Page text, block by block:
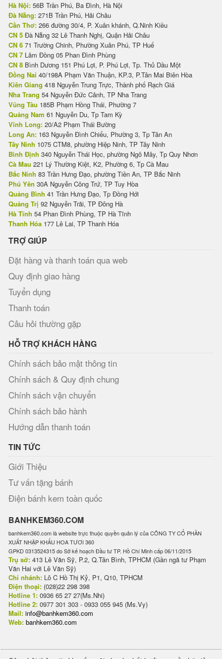
Hà Nội: 56B Trần Phú, Ba Đình, Hà Nội
Đà Nẵng: 271B Trần Phú, Hải Châu
Cần Thơ: 266 đường 30/4, P. Xuân khánh, Q.Ninh Kiều
CN 5 Đà Nẵng 32 Lê Thanh Nghị, Quận Hải Châu
CN 6 71 Trường Chinh, Phường Xuân Phú, TP Huế
CN 7 Lâm Đồng 05 Phan Đình Phùng
CN 8 Bình Dương 151 Phú Lợi, P. Phú Lợi, Tp. Thủ Dầu Một
Đồng Nai 40/198A Phạm Văn Thuận, KP.3, P.Tân Mai Biên Hòa
Kiên Giang 418 Nguyễn Trung Trực, Thành phố Rạch Giá
Nha Trang 54 Nguyễn Đức Cảnh, TP Nha Trang
Vũng Tàu 185B Phạm Hồng Thái, Phường 7
Quảng Nam 61 Nguyễn Du, Tp Tam Kỳ
Vĩnh Long: 20/A2 Phạm Thái Bường
Long An: 163 Nguyễn Đình Chiểu, Phường 3, Tp Tân An
Tây Ninh 1075 CTM8, phường Hiệp Ninh, TP Tây Ninh
Bình Định 340 Nguyễn Thái Học, phường Ngô Mây, Tp Quy Nhơn
Cà Mau 221 Lý Thường Kiệt, K2, Phường 6, Tp Cà Mau
Bắc Ninh 83 Trần Hưng Đạo, phường Tiền An, TP Bắc Ninh
Phú Yên 30A Nguyễn Công Trứ, TP Tuy Hòa
Quảng Bình 41 Trần Hưng Đạo, Tp Đồng Hới
Quảng Trị 92 Nguyễn Trãi, TP Đông Hà
Hà Tĩnh 54 Phan Đình Phùng, TP Hà Tĩnh
Thanh Hóa 177 Lê Lai, TP Thanh Hóa
TRỢ GIÚP
Đặt hàng và thanh toán qua web
Quy định giao hàng
Tuyển dụng
Thanh toán
Câu hỏi thường gặp
HỖ TRỢ KHÁCH HÀNG
Chính sách bảo mật thông tin
Chính sách & Quy định chung
Chính sách vận chuyển
Chính sách bảo hành
Hướng dẫn thanh toán
TIN TỨC
Giới Thiệu
Tư vấn tặng bánh
Điện bánh kem toàn quốc
BANHKEM360.COM
banhkem360.com là website trực thuộc quyền quản lý của CÔNG TY CỔ PHẦN
XUẤT NHẬP KHẨU HOA TƯƠI 360
GPKD 0313524315 do Sở kế hoạch Đầu tư TP. Hồ Chí Minh cấp 06/11/2015
Trụ sở: 413 Lê Văn Sỹ, P.2, Q.Tân Bình, TPHCM (Gần ngã tư Phạm
Văn Hai với Lê Văn Sỹ)
Chi nhánh: Lô C Hồ Thị Kỷ, P1, Q10, TPHCM
Điện thoại: (028)22 298 398
Hotline 1: 0936 65 27 27(Ms.Nhi)
Hotline 2: 0977 301 303 - 0933 055 945 (Ms.Vy)
Mail: info@banhkem360.com
Web: banhkem360.com